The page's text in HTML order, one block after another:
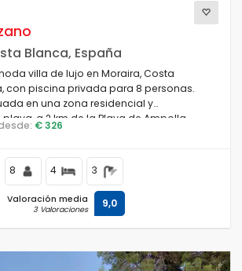
Blanca, España
villa de lujo en Moraira, Costa
con piscina privada para 8 personas.
en una zona residencial y
a 2 km de la Playa de Ampolla.
€ 326
8 4 3
Valoración media
3 Valoraciones 9,0